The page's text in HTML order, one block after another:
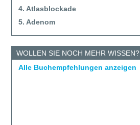
4. Atlasblockade
5. Adenom
WOLLEN SIE NOCH MEHR WISSEN?
Alle Buchempfehlungen anzeigen